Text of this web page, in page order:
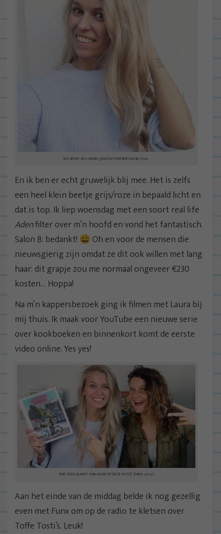
Iets lichter. Iets minder geel. Een héél klein beetje roze.
En ik ben er echt gruwelijk blij mee. Het is zelfs
een heel klein beetje grijs/roze in bepaald licht en
dat is top. Ik liep woensdag met een soort real life
Adenfilter over m’n hoofd en vond het fantastisch.
Salon B: bedankt! 😀 Oh en voor de mensen die
nieuwsgierig zijn omdat ze dit ook willen met lang
haar: dit grapje zou me normaal ongeveer €230
kosten… Hoppa!
Na m’n kappersbezoek ging ik filmen met Laura bij
mij thuis. Ik maak voor YouTube een nieuwe serie
over kookboeken en binnenkort komt de eerste
video online. Yes yes!
HOE COOL GLANST MIJN HAAR OP DEZE FOTO? (haha sorry)
Aan het einde van de middag belde ik nog gezellig
even met Funx om op de radio te kletsen over
Toffe Tosti’s. Leuk!